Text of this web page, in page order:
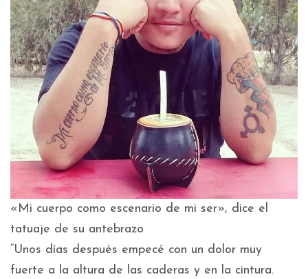
«Mi cuerpo como escenario de mi ser», dice el
tatuaje de su antebrazo
“Unos días después empecé con un dolor muy
fuerte a la altura de las caderas y en la cintura.